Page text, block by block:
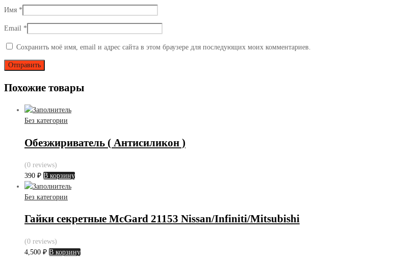
Имя *
Email *
Сохранить моё имя, email и адрес сайта в этом браузере для последующих моих комментариев.
Похожие товары
Без категории
Обезжириватель ( Антисиликон )
(0 reviews)
390 ₽ В корзину
Без категории
Гайки секретные McGard 21153 Nissan/Infiniti/Mitsubishi
(0 reviews)
4,500 ₽ В корзину